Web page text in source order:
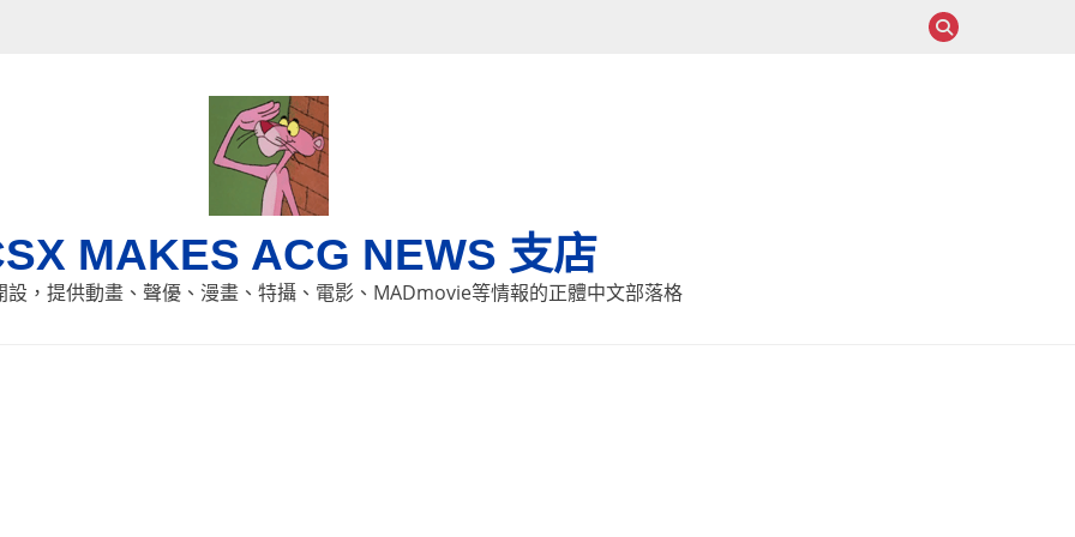
MAKES ACG NEWS 支店
設，提供動畫、聲優、漫畫、特攝、電影、MADmovie等情報的正體中文部落格